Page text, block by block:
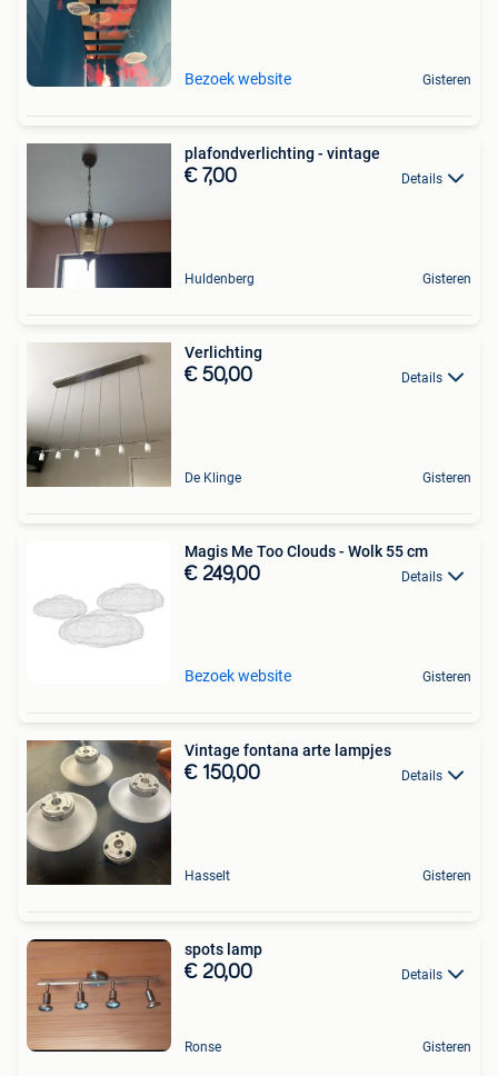
Bezoek website Gisteren
plafondverlichting - vintage
€ 7,00 Details
Huldenberg Gisteren
Verlichting
€ 50,00 Details
De Klinge Gisteren
Magis Me Too Clouds - Wolk 55 cm
€ 249,00 Details
Bezoek website Gisteren
Vintage fontana arte lampjes
€ 150,00 Details
Hasselt Gisteren
spots lamp
€ 20,00 Details
Ronse Gisteren